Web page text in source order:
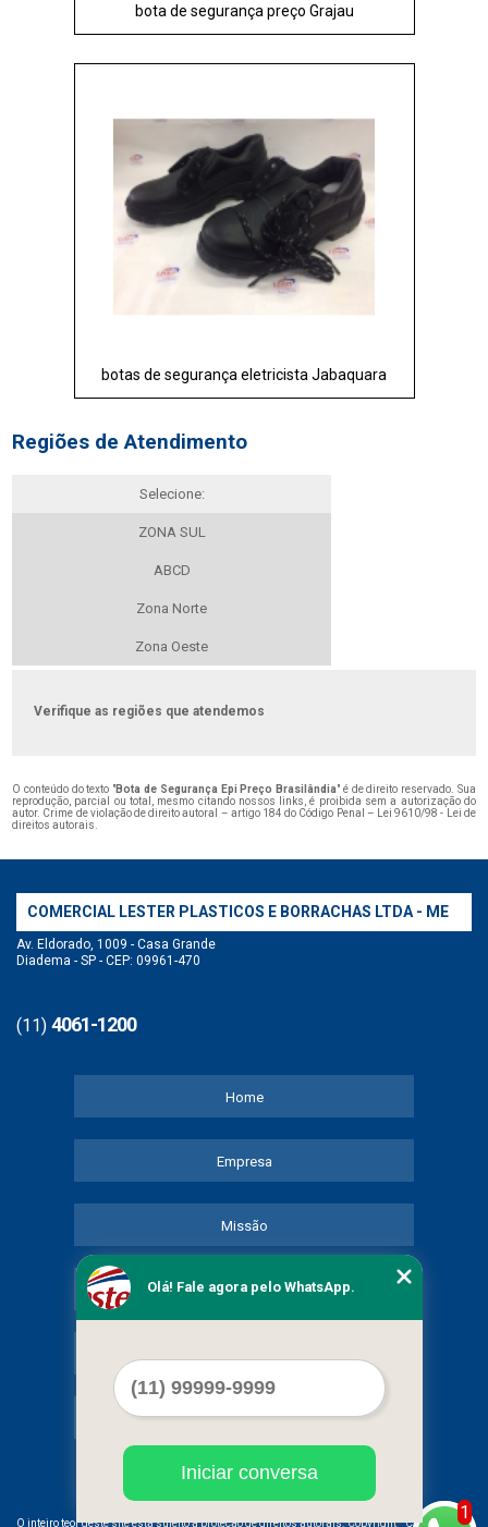
bota de segurança preço Grajau
botas de segurança eletricista Jabaquara
Regiões de Atendimento
Selecione:
ZONA SUL
ABCD
Zona Norte
Zona Oeste
Verifique as regiões que atendemos
O conteúdo do texto "Bota de Segurança Epi Preço Brasilândia" é de direito reservado. Sua
reprodução, parcial ou total, mesmo citando nossos links, é proibida sem a autorização do
autor. Crime de violação de direito autoral – artigo 184 do Código Penal –
Lei 9610/98 - Lei de
direitos autorais
COMERCIAL LESTER PLASTICOS E BORRACHAS LTDA - ME
Av. Eldorado, 1009 - Casa Grande
Diadema - SP - CEP: 09961-470
(11) 4061-1200
Home
Empresa
Missão
Serviços
Mapa do site
O inteiro teor deste site está sujeito à proteção de direitos autorais. Copyright COMERCIAL
1
Olá! Fale agora pelo WhatsApp.
Iniciar conversa